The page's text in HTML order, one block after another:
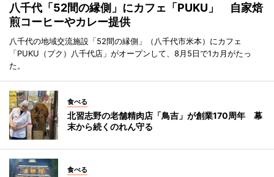
八千代「52間の縁側」にカフェ「PUKU」 自家焙
煎コーヒーやカレー提供
八千代の地域交流施設「52間の縁側」（八千代市米本）にカフェ
「PUKU（プク）八千代店」がオープンして、8月5日で1カ月がたっ
た。
食べる
北習志野の老舗精肉店「鳥吉」が創業170周年 幕
末から続くのれん守る
食べる